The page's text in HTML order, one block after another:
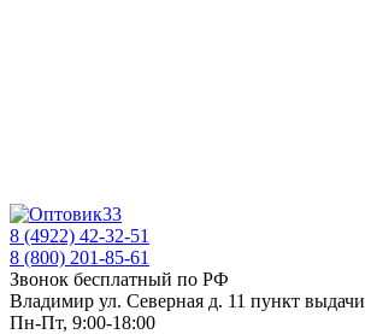
8 (4922) 42-32-51
8 (800) 201-85-61
Звонок бесплатный по РФ
Владимир ул. Северная д. 11 пункт выдачи
Пн-Пт, 9:00-18:00